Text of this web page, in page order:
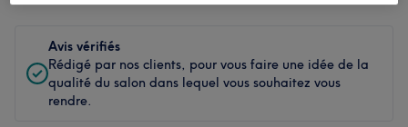
Avis vérifiés
Rédigé par nos clients, pour vous faire une idée de la
qualité du salon dans lequel vous souhaitez vous
rendre.